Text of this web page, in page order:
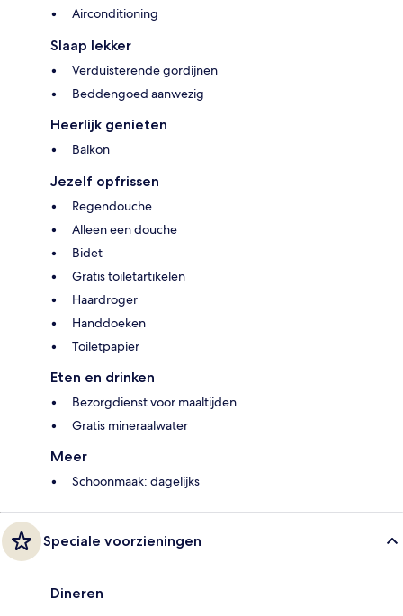
Airconditioning
Slaap lekker
Verduisterende gordijnen
Beddengoed aanwezig
Heerlijk genieten
Balkon
Jezelf opfrissen
Regendouche
Alleen een douche
Bidet
Gratis toiletartikelen
Haardroger
Handdoeken
Toiletpapier
Eten en drinken
Bezorgdienst voor maaltijden
Gratis mineraalwater
Meer
Schoonmaak: dagelijks
Speciale voorzieningen
Dineren